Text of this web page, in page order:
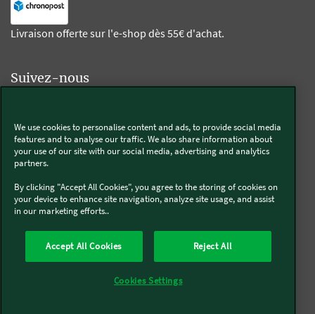
Livraison offerte sur l'e-shop dès 55€ d'achat.
Suivez-nous
Thermomix®
Qui sommes-nous
We use cookies to personalise content and ads, to provide social media
features and to analyse our traffic. We also share information about
your use of our site with our social media, advertising and analytics
partners.
By clicking "Accept All Cookies", you agree to the storing of cookies on
your device to enhance site navigation, analyze site usage, and assist
in our marketing efforts..
Accept All Cookies Reject All
Cookies Settings